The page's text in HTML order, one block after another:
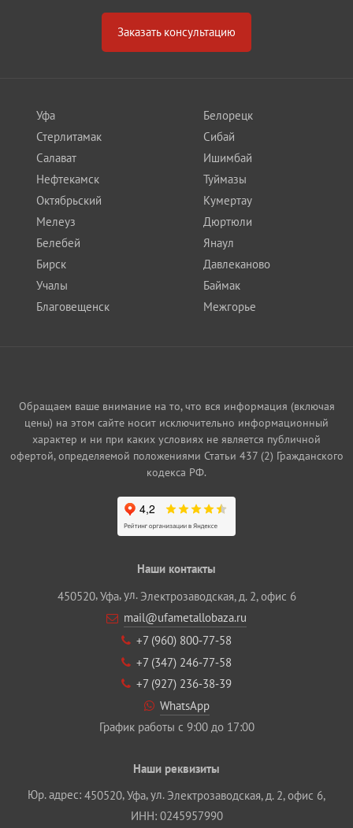
Заказать консультацию
Уфа
Стерлитамак
Салават
Нефтекамск
Октябрьский
Белорецк
Сибай
Ишимбай
Туймазы
Кумертау
Мелеуз
Белебей
Бирск
Учалы
Благовещенск
Дюртюли
Янаул
Давлеканово
Баймак
Межгорье
Обращаем ваше внимание на то, что вся информация (включая
цены) на этом сайте носит исключительно информационный
характер и ни при каких условиях не является публичной
офертой, определяемой положениями Статьи 437 (2) Гражданского
кодекса РФ.
Наши контакты
450520,Уфа, ул. Электрозаводская, д. 2, офис 6
mail@ufametallobaza.ru
+7 (960) 800‐77‐58
+7 (347) 246‐77‐58
+7 (927) 236‐38‐39
WhatsApp
График работы с 9:00 до 17:00
Наши реквизиты
Юр. адрес: 450520,Уфа, ул. Электрозаводская, д. 2, офис 6,
ИНН: 0245957990